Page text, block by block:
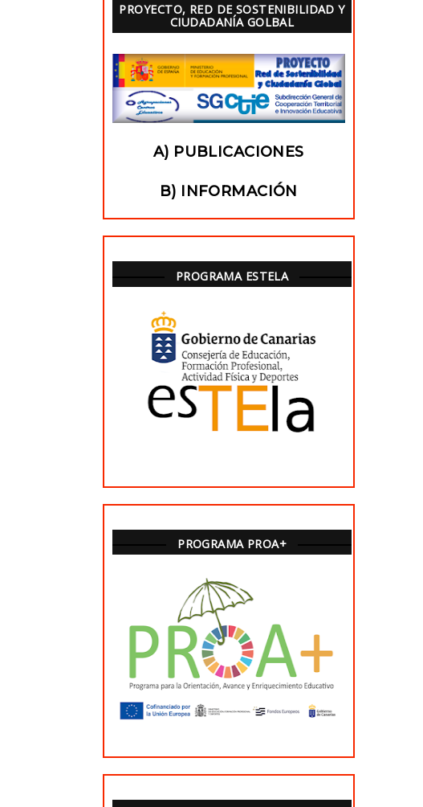
PROYECTO, RED DE SOSTENIBILIDAD Y
CIUDADANÍA GOLBAL
A) PUBLICACIONES
B) INFORMACIÓN
PROGRAMA ESTELA
PROGRAMA PROA+